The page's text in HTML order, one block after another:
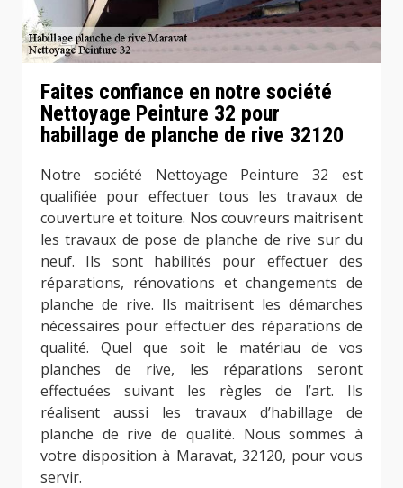
Faites confiance en notre société
Nettoyage Peinture 32 pour
habillage de planche de rive 32120
Notre société Nettoyage Peinture 32 est
qualifiée pour effectuer tous les travaux de
couverture et toiture. Nos couvreurs maitrisent
les travaux de pose de planche de rive sur du
neuf. Ils sont habilités pour effectuer des
réparations, rénovations et changements de
planche de rive. Ils maitrisent les démarches
nécessaires pour effectuer des réparations de
qualité. Quel que soit le matériau de vos
planches de rive, les réparations seront
effectuées suivant les règles de l’art. Ils
réalisent aussi les travaux d’habillage de
planche de rive de qualité. Nous sommes à
votre disposition à Maravat, 32120, pour vous
servir.